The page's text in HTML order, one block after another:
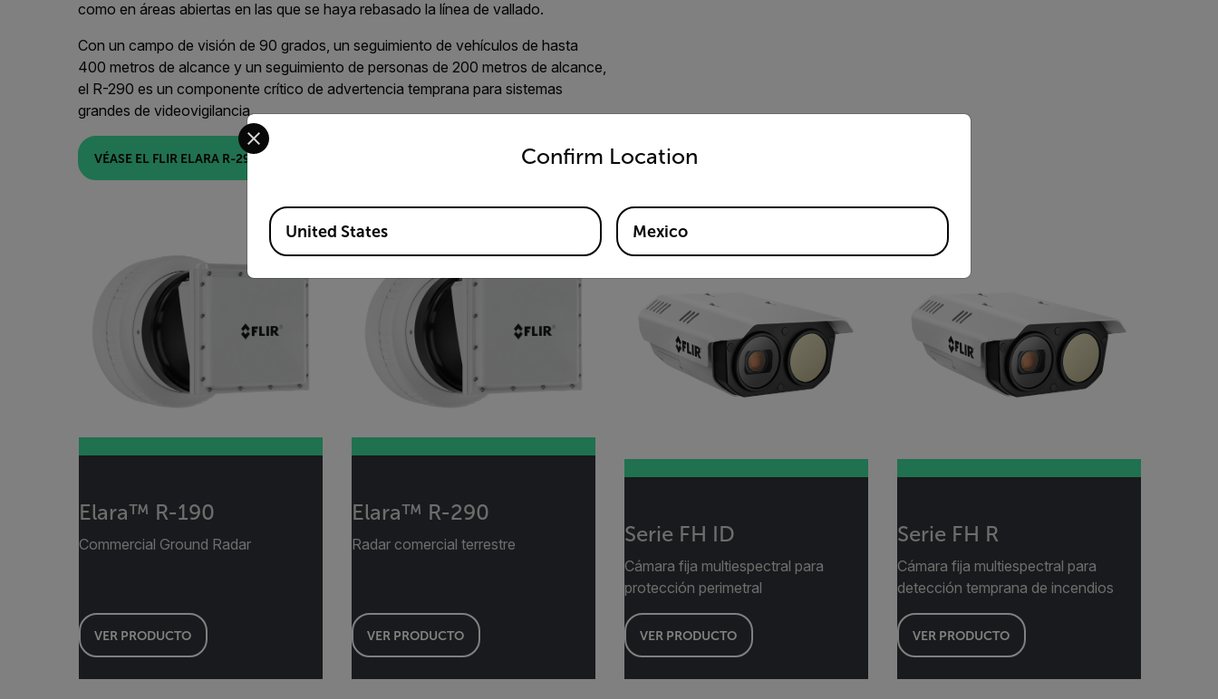
como en áreas abiertas en las que se haya rebasado la línea de vallado.
Con un campo de visión de 90 grados, un seguimiento de vehículos de hasta
400 metros de alcance y un seguimiento de personas de 200 metros de alcance,
el R-290 es un componente crítico de advertencia temprana para sistemas
grandes de videovigilancia.
VÉASE EL FLIR ELARA R-290
Elara™ R-190
Commercial Ground Radar
VER PRODUCTO
Elara™ R-290
Radar comercial terrestre
VER PRODUCTO
Serie FH ID
Cámara fija multiespectral para
protección perimetral
VER PRODUCTO
Serie FH R
Cámara fija multiespectral para
detección temprana de incendios
VER PRODUCTO
Confirm Location
Select your preferred country and language from the options below to access the appropriate version of our website.
Available Locations
United States Mexico